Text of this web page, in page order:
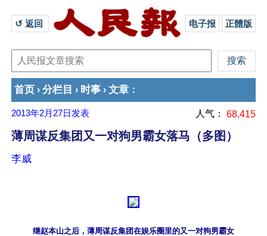
↺ 返回 电子报 正體版
首页 › 分栏目 › 时事 › 文章 ：
2013年2月27日 发表 人气： 68,415
薄周谋反集团又一对狗男霸女落马（多图）
李威
继赵本山之后，薄周谋反集团在娱乐圈里的又一对狗男霸女